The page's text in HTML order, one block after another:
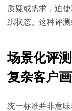
质疑或需求，迫
织状态。这种评测
场景化评
复杂客户
统一标准并非意